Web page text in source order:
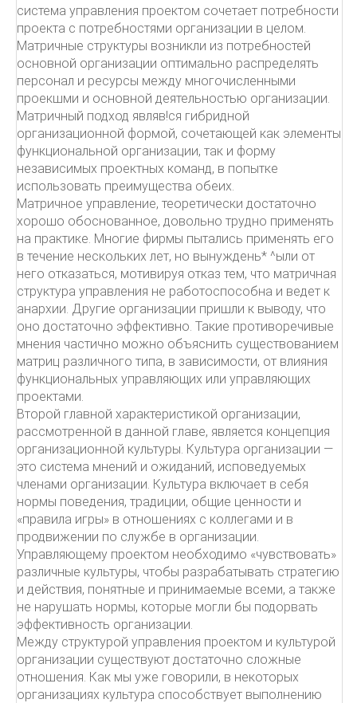
система управления проектом сочетает потребности
проекта с потребностями организации в целом.
Матричные структуры возникли из потребностей
основной организации оптимально распределять
персонал и ресурсы между многочисленными
проекшми и основной деятельностью организации.
Матричный подход являв!ся гибридной
организационной формой, сочетающей как элементы
функциональной организации, так и форму
независимых проектных команд, в попытке
использовать преимущества обеих.
Матричное управление, теоретически достаточно
хорошо обоснованное, довольно трудно применять
на практике. Многие фирмы пытались применять его
в течение нескольких лет, но вынуждень* ^ыли от
него отказаться, мотивируя отказ тем, что матричная
структура управления не работоспособна и ведет к
анархии. Другие организации пришли к выводу, что
оно достаточно эффективно. Такие противоречивые
мнения частично можно объяснить существованием
матриц различного типа, в зависимости, от влияния
функциональных управляющих или управляющих
проектами.
Второй главной характеристикой организации,
рассмотренной в данной главе, является концепция
организационной культуры. Культура организации —
это система мнений и ожиданий, исповедуемых
членами организации. Культура включает в себя
нормы поведения, традиции, общие ценности и
«правила игры» в отношениях с коллегами и в
продвижении по службе в организации.
Управляющему проектом необходимо «чувствовать»
различные культуры, чтобы разрабатывать стратегию
и действия, понятные и принимаемые всеми, а также
не нарушать нормы, которые могли бы подорвать
эффективность организации.
Между структурой управления проектом и культурой
организации существуют достаточно сложные
отношения. Как мы уже говорили, в некоторых
организациях культура способствует выполнению